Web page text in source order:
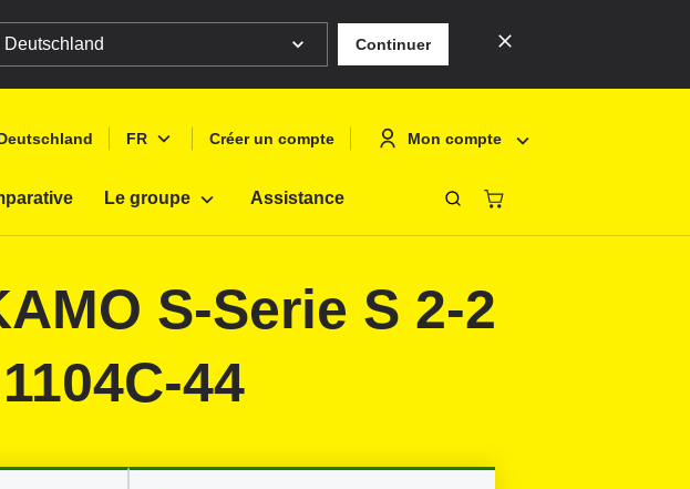
Deutschland Continuer
FR
English
Polski
Créer un compte Mon compte
Le groupe Assistance
S-Serie S 2-2
44